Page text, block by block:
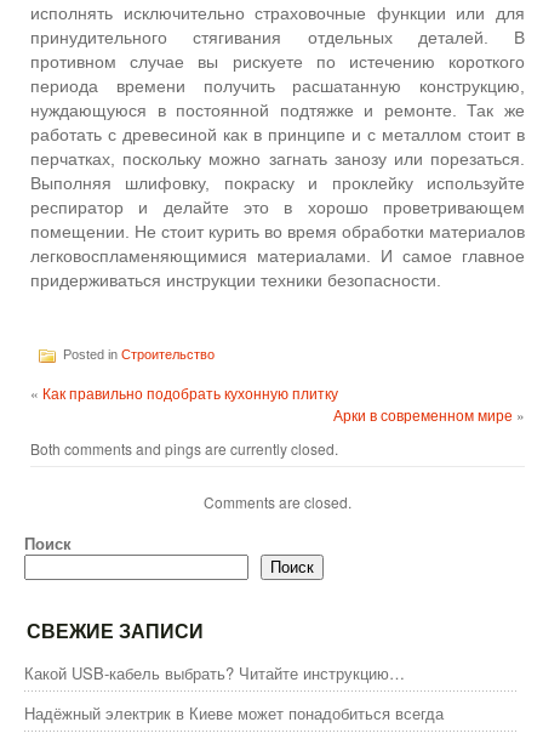
исполнять исключительно страховочные функции или для
принудительного стягивания отдельных деталей. В
противном случае вы рискуете по истечению короткого
периода времени получить расшатанную конструкцию,
нуждающуюся в постоянной подтяжке и ремонте. Так же
работать с древесиной как в принципе и с металлом стоит в
перчатках, поскольку можно загнать занозу или порезаться.
Выполняя шлифовку, покраску и проклейку используйте
респиратор и делайте это в хорошо проветривающем
помещении. Не стоит курить во время обработки материалов
легковоспламеняющимися материалами. И самое главное
придерживаться инструкции техники безопасности.
Posted in Строительство
« Как правильно подобрать кухонную плитку
Арки в современном мире »
Both comments and pings are currently closed.
Comments are closed.
Поиск
Поиск
СВЕЖИЕ ЗАПИСИ
Какой USB-кабель выбрать? Читайте инструкцию…
Надёжный электрик в Киеве может понадобиться всегда